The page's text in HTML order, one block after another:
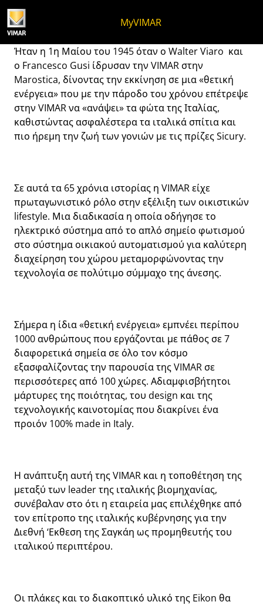
MyVIMAR
Χρόνια Πολλά Vimar
Ήταν η 1η Μαίου του 1945 όταν ο Walter Viaro και
ο Francesco Gusi ίδρυσαν την VIMAR στην
Marostica, δίνοντας την εκκίνηση σε μια «θετική
ενέργεια» που με την πάροδο του χρόνου επέτρεψε
στην VIMAR να «ανάψει» τα φώτα της Ιταλίας,
καθιστώντας ασφαλέστερα τα ιταλικά σπίτια και
πιο ήρεμη την ζωή των γονιών με τις πρίζες Sicury.
Σε αυτά τα 65 χρόνια ιστορίας η VIMAR είχε
πρωταγωνιστικό ρόλο στην εξέλιξη των οικιστικών
lifestyle. Μια διαδικασία η οποία οδήγησε το
ηλεκτρικό σύστημα από το απλό σημείο φωτισμού
στο σύστημα οικιακού αυτοματισμού για καλύτερη
διαχείρηση του χώρου μεταμορφώνοντας την
τεχνολογία σε πολύτιμο σύμμαχο της άνεσης.
Σήμερα η ίδια «θετική ενέργεια» εμπνέει περίπου
1000 ανθρώπους που εργάζονται με πάθος σε 7
διαφορετικά σημεία σε όλο τον κόσμο
εξασφαλίζοντας την παρουσία της VIMAR σε
περισσότερες από 100 χώρες. Αδιαμφισβήτητοι
μάρτυρες της ποιότητας, του design και της
τεχνολογικής καινοτομίας που διακρίνει ένα
προιόν 100% made in Italy.
Η ανάπτυξη αυτή της VIMAR και η τοποθέτηση της
μεταξύ των leader της ιταλικής βιομηχανίας,
συνέβαλαν στο ότι η εταιρεία μας επιλέχθηκε από
τον επίτροπο της ιταλικής κυβέρνησης για την
Διεθνή ‘Εκθεση της Σαγκάη ως προμηθευτής του
ιταλικού περιπτέρου.
Οι πλάκες και το διακοπτικό υλικό της Eikon θα